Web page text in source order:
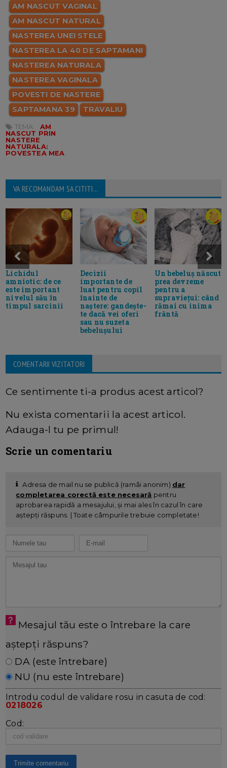
AM NASCUT VAGINAL
AM NASCUT NATURAL
NASTEREA UNEI STELE
NASTEREA LA 40 DE SAPTAMANI
NASTEREA NATURALA
NASTEREA VAGINALA
POVESTI DE NASTERE
SAPTAMANA 39
TRAVALIU
TEMA:
AM
NASCUT PRIN
NASTERE
NATURALA:
POVESTEA MEA
VA RECOMANDAM SA CITITI...
Lichidul
amniotic: de ce
este important
nivelul său în
timpul sarcinii
Decizii
importante de
luat pentru copil
înainte de
naștere: gandește-
te dacă vei oferi
sau nu suzeta
bebelușului
Un bebeluș născut
prea devreme
pentru a
supraviețui: când
rămai cu inima
frântă
COMENTARII VIZITATORI
Ce sentimente ti-a produs acest articol?
Nu exista comentarii la acest articol.
Adauga-l tu pe primul!
Scrie un comentariu
Adresa de mail nu se publică (ramâi anonim) dar
completarea corectă este necesară pentru
aprobarea rapidă a mesajului, și mai ales în cazul în care
aștepți răspuns. | Toate câmpurile trebuie completate!
Mesajul tău este o întrebare la care
aștepți răspuns?
DA (este întrebare)
NU (nu este întrebare)
Introdu codul de validare rosu in casuta de cod:
0218026
Cod: